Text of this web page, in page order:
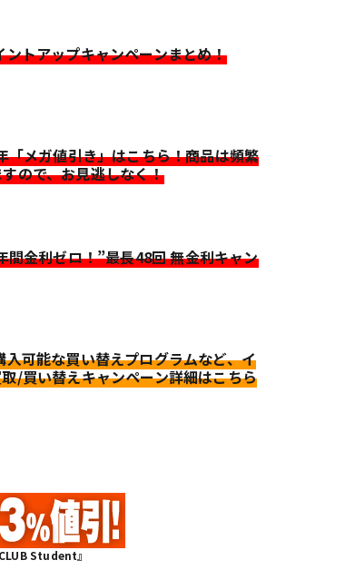
トアップキャンペーンまとめ！
「メガ値引き」はこちら！商品は頻繁
ので、お見逃しなく！
間金利ゼロ！”最長48回 無金利キャン
可能な買い替えプログラムなど、イ
/買い替えキャンペーン詳細はこちら
Student』